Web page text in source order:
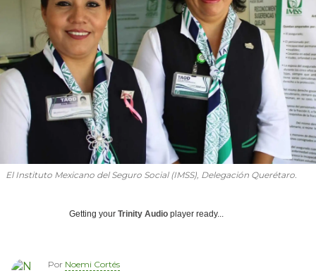
El Instituto Mexicano del Seguro Social (IMSS), Delegación Querétaro.
Getting your Trinity Audio player ready...
Por Noemi Cortés